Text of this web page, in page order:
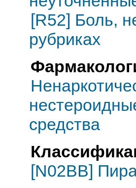
[R52] Боль,
рубриках
средства
[N02BB]